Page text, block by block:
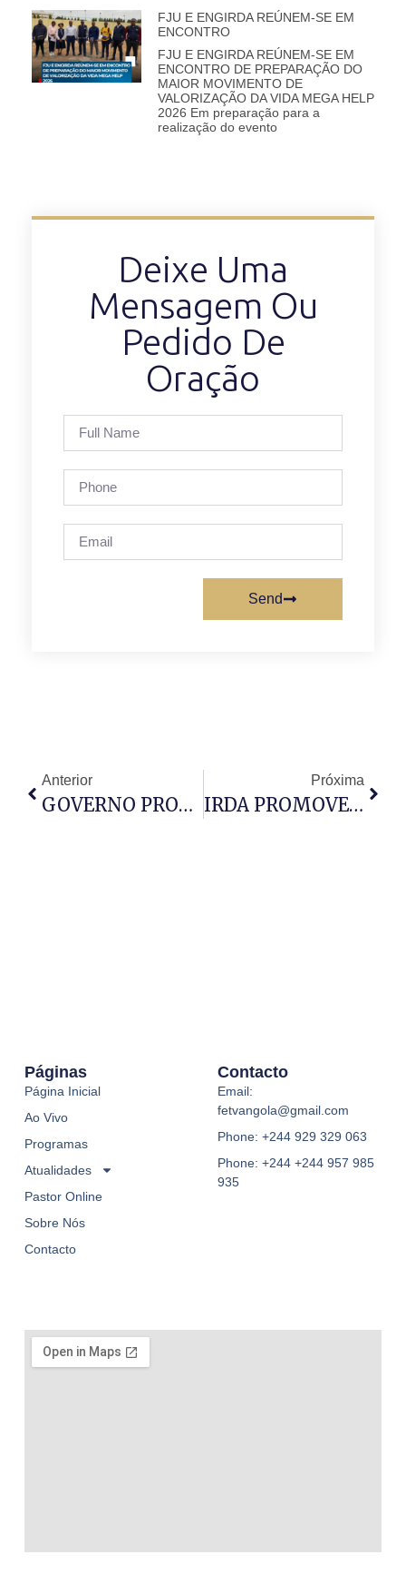
FJU E ENGIRDA REÚNEM-SE EM
ENCONTRO
FJU E ENGIRDA REÚNEM-SE EM
ENCONTRO DE PREPARAÇÃO DO
MAIOR MOVIMENTO DE
VALORIZAÇÃO DA VIDA MEGA HELP
2026 Em preparação para a
realização do evento
Deixe Uma
Mensagem Ou
Pedido De
Oração
Send
Anterior
GOVERNO PROVINCIAL DE LUANDA VAI PREMIAR
Próxima
IRDA PROMOVE NATAL SOLIDÁRIO NO LAR DA TERCEIRA
Páginas
Página Inicial
Ao Vivo
Programas
Atualidades
Pastor Online
Sobre Nós
Contacto
Contacto
Email:
fetvangola@gmail.com
Phone: +244 929 329 063
Phone: +244 +244 957 985
935